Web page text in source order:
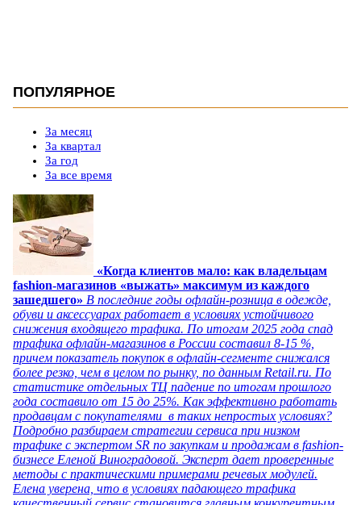
ПОПУЛЯРНОЕ
За месяц
За квартал
За год
За все время
«Когда клиентов мало: как владельцам
fashion-магазинов «выжать» максимум из каждого
зашедшего» В последние годы офлайн-розница в одежде,
обуви и аксессуарах работает в условиях устойчивого
снижения входящего трафика. По итогам 2025 года спад
трафика офлайн-магазинов в России составил 8-15 %,
причем показатель покупок в офлайн-сегменте снижался
более резко, чем в целом по рынку, по данным Retail.ru. По
статистике отдельных ТЦ падение по итогам прошлого
года составило от 15 до 25%. Как эффективно работать
продавцам с покупателями в таких непростых условиях?
Подробно разбираем стратегии сервиса при низком
трафике с экспертом SR по закупкам и продажам в fashion-
бизнесе Еленой Виноградовой. Эксперт дает проверенные
методы с практическими примерами речевых модулей.
Елена уверена, что в условиях падающего трафика